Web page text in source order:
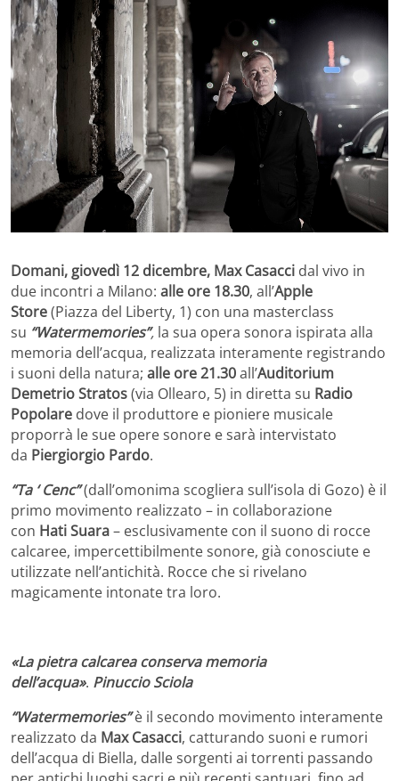
Domani, giovedì 12 dicembre, Max Casacci dal vivo in
due incontri a Milano: alle ore 18.30, all’Apple
Store(Piazza del Liberty, 1) con una masterclass
su “Watermemories”, la sua opera sonora ispirata alla
memoria dell’acqua, realizzata interamente registrando
i suoni della natura; alle ore 21.30all’Auditorium
Demetrio Stratos(via Ollearo, 5) in diretta su Radio
Popolare dove il produttore e pioniere musicale
proporrà le sue opere sonore e sarà intervistato
da Piergiorgio Pardo.
“Ta ‘ Cenc”(dall’omonima scogliera sull’isola di Gozo) è il
primo movimento realizzato – in collaborazione
con Hati Suara– esclusivamente con il suono di rocce
calcaree, impercettibilmente sonore, già conosciute e
utilizzate nell’antichità. Rocce che si rivelano
magicamente intonate tra loro.
«La pietra calcarea conserva memoria
dell’acqua». Pinuccio Sciola
“Watermemories”è il secondo movimento interamente
realizzato da Max Casacci, catturando suoni e rumori
dell’acqua di Biella, dalle sorgenti ai torrenti passando